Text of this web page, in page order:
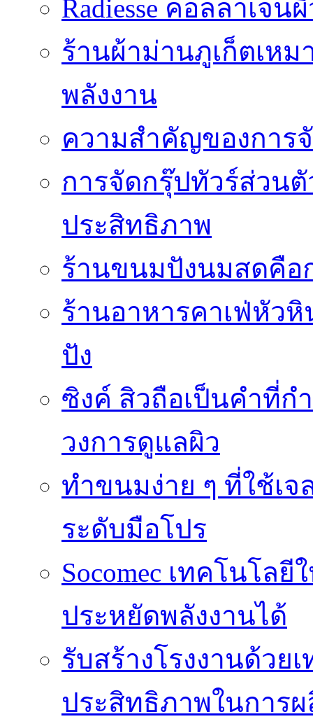
Radiesse คอลลาเจน
ร้านผ้าม่านภูเก็ตเห
พลังงาน
ความสำคัญของการ
การจัดกรุ๊ปทัวร์ส่วน
ประสิทธิภาพ
ร้านขนมปังนมสดคือ
ร้านอาหารคาเฟ่หัว
ปัง
ซิงค์ สิวถือเป็นคำที่ก
วงการดูแลผิว
ทำขนมง่าย ๆ ที่ใช้เ
ระดับมือโปร
Socomec เทคโนโล
ประหยัดพลังงานได้
รับสร้างโรงงานด้วย
ประสิทธิภาพในการ